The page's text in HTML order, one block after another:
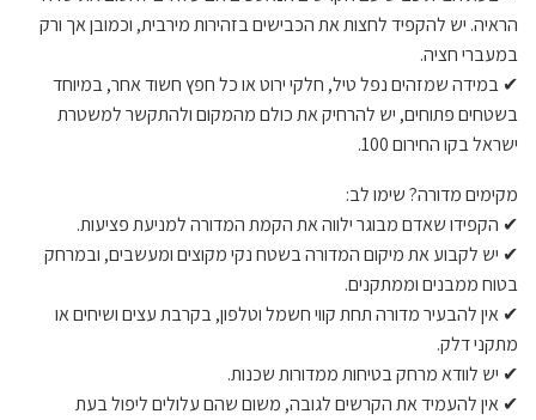
הראיה. יש להקפיד לחצות את הכבישים בזהירות מירבית, וכמובן אך ורק
במעברי חציה.
✔ במידה שמזהים נפל טיל, חלקי ירוט או כל חפץ חשוד אחר, במיוחד
בשטחים פתוחים, יש להרחיק את כולם מהמקום ולהתקשר למשטרת
ישראל בקו החירום 100.
מקימים מדורה? שימו לב:
✔ הקפידו שאדם מבוגר ילווה את הקמת המדורה למניעת פציעות.
✔ יש לקבוע את מיקום המדורה בשטח נקי מקוצים ומעשבים, ובמרחק
בטוח ממבנים וממתקנים.
✔ אין להבעיר מדורה תחת קווי חשמל וטלפון, בקרבת עצים ושיחים או
מתקני דלק.
✔ יש לוודא מרחק בטיחות ממדורות שכנות.
✔ אין להעמיד את הקרשים לגובה, משום שהם עלולים ליפול בעת